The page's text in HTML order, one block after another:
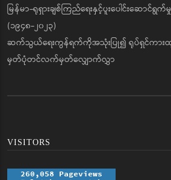
မြန်မာ-ရုရှားချစ်ကြည်ရေးနှင့်ပူးပေါင်းဆောင်
(၁၉၄၈-၂၀၂၃)
ဆက်သွယ်ရေးကွန်ရက်ကိုအသုံးပြု၍ ရုပ်ရှင်ကားထု
မှတ်ပုံတင်လက်မှတ်လျှောက်လွှာ
VISITORS